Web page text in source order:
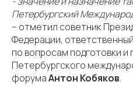
Петербургский
– отметил советник
Федерации,
по вопросам подготовки и
Петербургского
форумаАнтон Кобяков.